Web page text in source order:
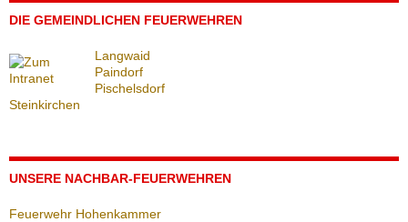
DIE GEMEINDLICHEN FEUERWEHREN
Langwaid
Paindorf
Pischelsdorf
Steinkirchen
UNSERE NACHBAR-FEUERWEHREN
Feuerwehr Hohenkammer